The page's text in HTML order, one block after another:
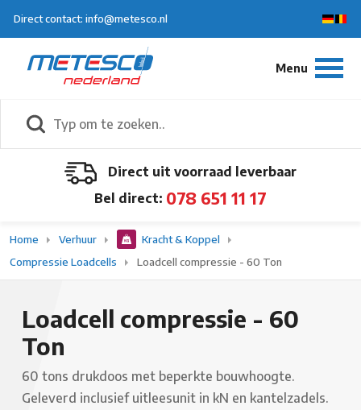
Direct contact: info@metesco.nl
Direct uit voorraad leverbaar
Bel direct: 078 651 11 17
Home Verhuur
Kracht & Koppel
Compressie Loadcells
Loadcell compressie - 60 Ton
Loadcell compressie - 60
Ton
60 tons drukdoos met beperkte bouwhoogte.
Geleverd inclusief uitleesunit in kN en kantelzadels.